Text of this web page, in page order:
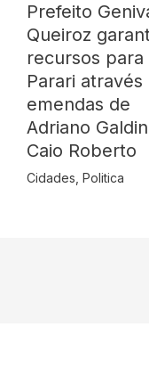
Prefeito
Queiroz
recursos para
Parari através
emendas de
Adriano
Caio Roberto
Cidades ,Politica